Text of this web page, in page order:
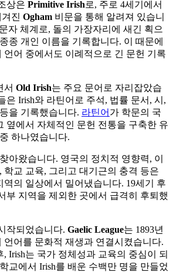
상은 Primitive Irish로, 주로 4세기에서
진 Ogham 비문을 통해 알려져 있습니
자 체계로, 돌의 가장자리에 새긴 획으
종 개인 이름을 기록합니다. 이 때문에
언어 중에서도 이례적으로 긴 문헌 기록
서 Old Irish는 주요 문어로 자리잡았습
은 Irish와 라틴어로 주석, 법률 문서, 시,
을 기록했습니다. 라틴어 가 학문의 국
옆에서 자체적인 문헌 전통을 구축한 유
하나였습니다.
아왔습니다. 영국의 정치적 영향력, 이
학교 교육, 그리고 대기근의 충격 등은
역의 일상에서 밀어냈습니다. 19세기 후
부 지역을 제외한 곳에서 급격히 후퇴했
작되었습니다. Gaelic League는 1893년
언어를 문화적 재생과 연결시켰습니다.
Irish는 국가 정체성과 교육의 중심이 되
교에서 Irish를 배운 수백만 명을 만들었